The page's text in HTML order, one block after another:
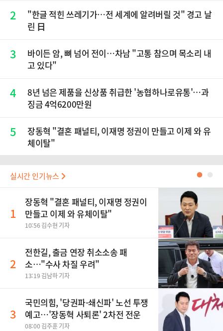
2
"한글 적힌 쓰레기가…전 세계에 알려버릴 것" 경고 날
린 日
3
바이든 암, 뼈 넘어 전이…차남 "고통 참으며 목소리 내
고 있다"
4
8년 넘은 제품을 신상품 취급한 '농협하나로유통'…과
징금 4억6200만원
5
장동혁 "결혼 패널티, 이재명 정권이 만들고 이제 와 유
체이탈"
실시간 인기뉴스 ●
1
장동혁 "결혼 패널티, 이재명 정권이
만들고 이제 와 유체이탈"
10:56 김수현 기자
2
전한길, 출금 연장 취소소송 패
소…"수사 차질 우려"
13:19 김남하 기자
3
국민의힘, '당권파-쇄신파' 노선 투쟁
예고…'장동혁 사퇴론' 2차전 전운
08:00 김주훈 기자